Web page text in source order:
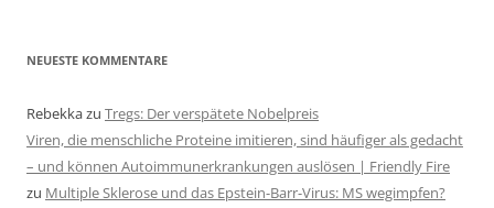
NEUESTE KOMMENTARE
Rebekkazu Tregs: Der verspätete Nobelpreis
Viren, die menschliche Proteine imitieren, sind häufiger als gedacht
– und können Autoimmunerkrankungen auslösen | Friendly Fire
zu Multiple Sklerose und das Epstein-Barr-Virus: MS wegimpfen?